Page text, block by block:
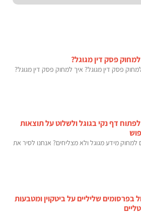
פסק דין מגוגל?
פסק דין מגוגל? איך למחוק פסק דין מגוגל?
דף נקי בגוגל ולשלוט על תוצאות
למחוק מידע מגוגל ולא מצליחים? אנחנו לסיר את
בפרסומים שליליים על ביטקוין ומטבעות